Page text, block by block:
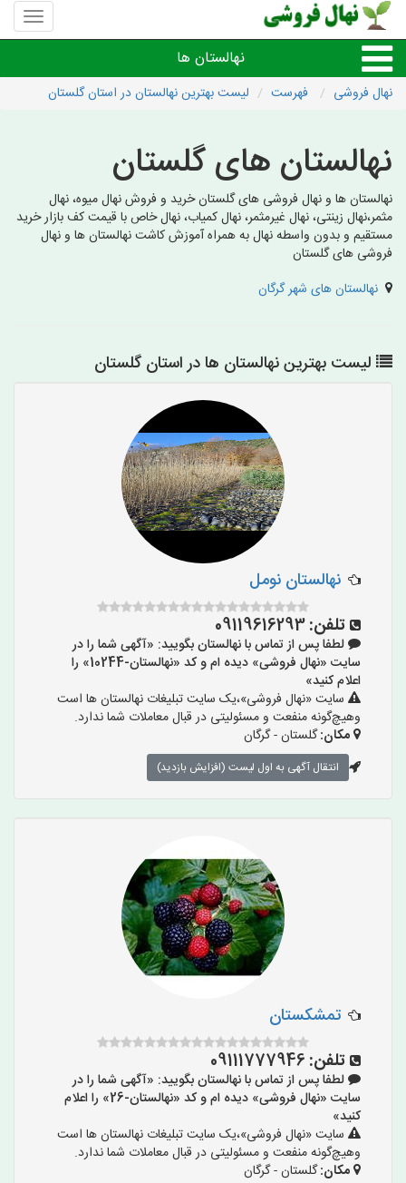
منوی
سایت
فروشی
نهالستان ها
نهال های زینتی،غیرمثمر
نهال های کمیاب،خاص
نهال فروشی فهرست لیست بهترین نهالستان در استان گلستان
نهالستان های گلستان
نهالستان ها و نهال فروشی های گلستان خرید و فروش نهال میوه، نهال
مثمر،نهال زینتی، نهال غیرمثمر، نهال کمیاب، نهال خاص با قیمت کف بازار خرید
مستقیم و بدون واسطه نهال به همراه آموزش کاشت نهالستان ها و نهال
فروشی های گلستان
نهالستان های شهر گرگان
لیست بهترین نهالستان ها در استان گلستان
نهالستان نومل
تلفن:09119616293
لطفا پس از تماس با نهالستان بگویید: «آگهی شما را در
سایت «نهال فروشی» دیده ام و کد «نهالستان-10244» را
اعلام کنید»
سایت «نهال فروشی»،یک سایت تبلیغات نهالستان ها است
وهیچ‌گونه منفعت و مسئولیتی در قبال معاملات شما ندارد.
مکان:گلستان - گرگان
انتقال آگهی به اول لیست (افزایش بازدید)
تمشکستان
تلفن: 09111777946
لطفا پس از تماس با نهالستان بگویید: «آگهی شما را در
سایت «نهال فروشی» دیده ام و کد «نهالستان-26» را اعلام
کنید»
سایت «نهال فروشی»،یک سایت تبلیغات نهالستان ها است
وهیچ‌گونه منفعت و مسئولیتی در قبال معاملات شما ندارد.
مکان:گلستان - گرگان